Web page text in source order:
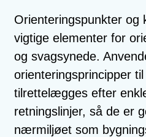
Orienteringspunkter og
vigtige elementer for
og svagsynede.
orienteringsprincipper
tilrettelægges efter
retningslinjer, så de er
nærmiljøet som